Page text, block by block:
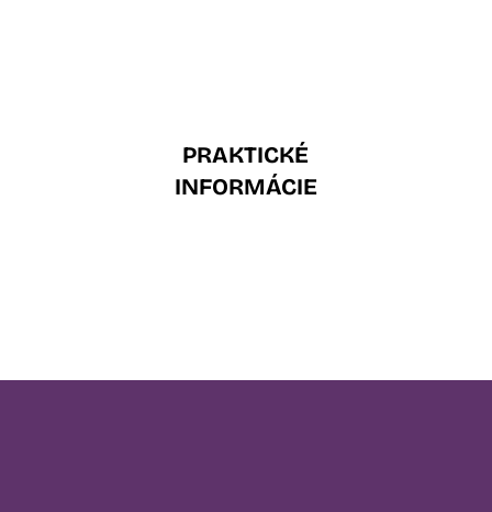
PRAKTICKÉ
INFORMÁCIE